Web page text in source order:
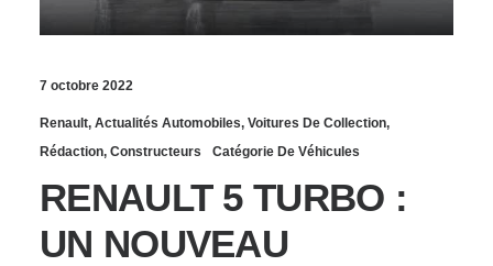
7 octobre 2022
Renault, Actualités Automobiles, Voitures De Collection,
Rédaction, Constructeurs Catégorie De Véhicules
RENAULT 5 TURBO :
UN NOUVEAU